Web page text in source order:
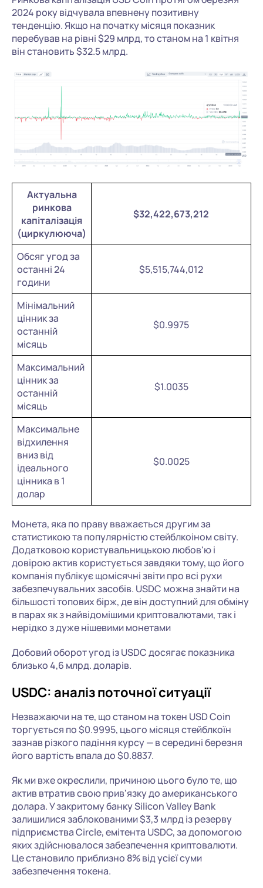
2024 року відчувала впевнену позитивну
тенденцію. Якщо на початку місяця показник
перебував на рівні $29 млрд, то станом на 1 квітня
він становить $32.5 млрд.
Актуальна
ринкова
капіталізація
(циркулююча)
$32,422,673,212
Обсяг угод за
останні 24
години
$5,515,744,012
Мінімальний
цінник за
останній
місяць
$0.9975
Максимальний
цінник за
останній
місяць
$1.0035
Максимальне
відхилення
вниз від
ідеального
цінника в 1
долар
$0.0025
Монета, яка по праву вважається другим за
статистикою та популярністю стейблкоіном світу.
Додатковою користувальницькою любов'ю і
довірою актив користується завдяки тому, що його
компанія публікує щомісячні звіти про всі рухи
забезпечувальних засобів. USDC можна знайти на
більшості топових бірж, де він доступний для обміну
в парах як з найвідомішими криптовалютами, так і
нерідко з дуже нішевими монетами
Добовий оборот угод із USDC досягає показника
близько 4,6 млрд. доларів.
USDC: аналіз поточної ситуації
Незважаючи на те, що станом на токен USD Coin
торгується по $0.9995, цього місяця стейблкоїн
зазнав різкого падіння курсу — в середині березня
його вартість впала до $0.8837.
Як ми вже окреслили, причиною цього було те, що
актив втратив свою прив'язку до американського
долара. У закритому банку Silicon Valley Bank
залишилися заблокованими $3,3 млрд із резерву
підприємства Circle, емітента USDC, за допомогою
яких здійснювалося забезпечення криптовалюти.
Це становило приблизно 8% від усієї суми
забезпечення токена.